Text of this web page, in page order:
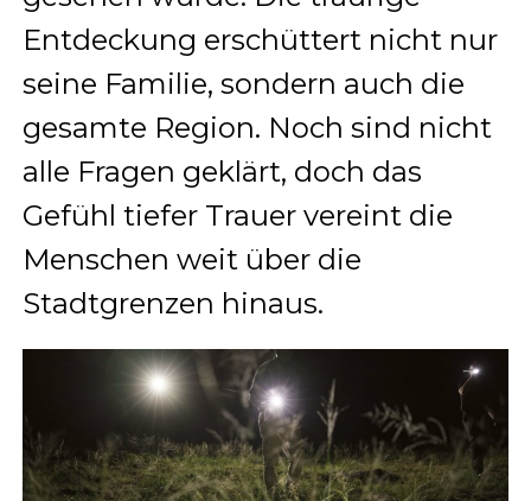
Entdeckung erschüttert nicht nur
seine Familie, sondern auch die
gesamte Region. Noch sind nicht
alle Fragen geklärt, doch das
Gefühl tiefer Trauer vereint die
Menschen weit über die
Stadtgrenzen hinaus.